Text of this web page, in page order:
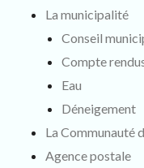
La municipalité
Conseil
Compte
Eau
Déneigement
La Communauté
Agence postale